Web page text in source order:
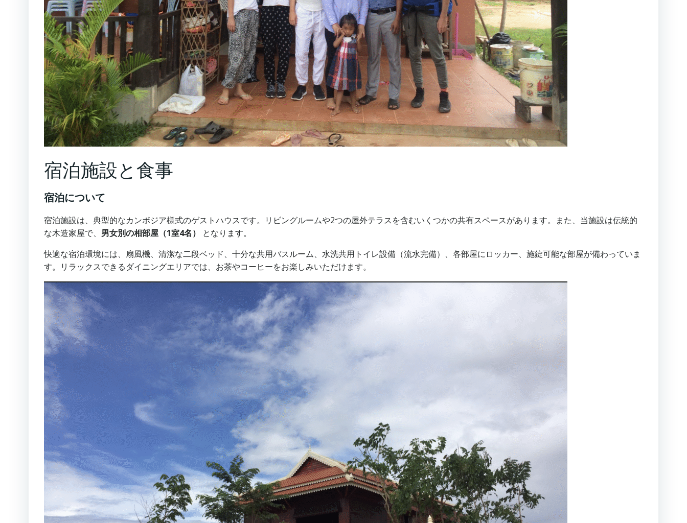
宿泊施設と食事
宿泊について
宿泊施設は、典型的なカンボジア様式のゲストハウスです。リビングルームや2つの屋外テラスを含むいくつかの共有スペースがあります。また、当施設は伝統的
な木造家屋で、 男女別の相部屋（1室4名）
となります。
快適な宿泊環境には、扇風機、清潔な二段ベッド、十分な共用バスルーム、水洗共用トイレ設備（流水完備）、各部屋にロッカー、施錠可能な部屋が備わっていま
す。リラックスできるダイニングエリアでは、お茶やコーヒーをお楽しみいただけます。